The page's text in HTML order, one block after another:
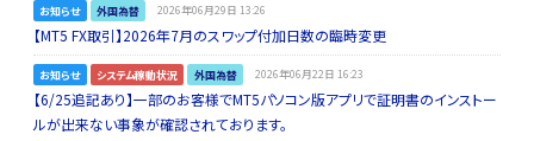
お知らせ 外国為替 2026年06月29日 13:26
【MT5 FX取引】2026年7月のスワップ付加日数の臨時変更
お知らせ システム稼動状況 外国為替 2026年06月22日 16:23
【6/25追記あり】一部のお客様でMT5パソコン版アプリで証明書のインストー
ルが出来ない事象が確認されております。